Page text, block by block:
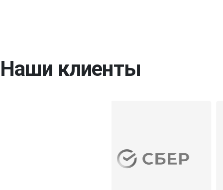
Наши клиенты